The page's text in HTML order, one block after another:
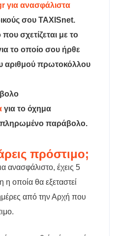
για ανασφάλιστα
σου ΤΑΧISnet.
σχετίζεται με το
το οποίο σου ήρθε
αριθμού πρωτοκόλλου
για το όχημα
πληρωμένο παράβολο.
πρόστιμο;
ανασφάλιστο, έχεις 5
η οποία θα εξεταστεί
από την Αρχή που